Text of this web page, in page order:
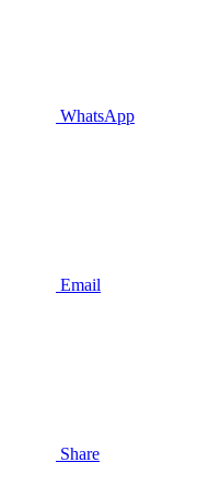
WhatsApp
Email
Share